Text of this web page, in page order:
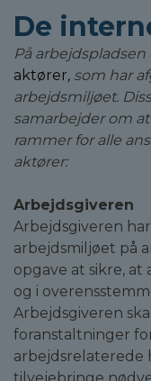
De
På
aktører, som har
arbejdsmiljøet.
samarbejder om
rammer for alle
aktører:
Arbejdsgiveren
Arbejdsgiveren
arbejdsmiljøet på
opgave at sikre,
og i
Arbejdsgiveren
foranstaltninger
arbejdsrelaterede
tilvejebringe